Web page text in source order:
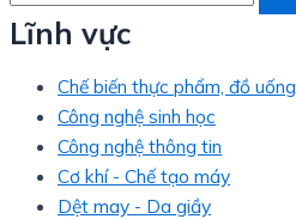
Lĩnh vực
Chế biến thực phẩm, đồ uống
Công nghệ sinh học
Công nghệ thông tin
Cơ khí - Chế tạo máy
Dệt may - Da giầy